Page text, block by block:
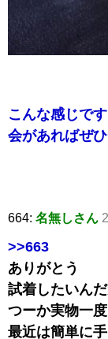
こんな感じで
会があればぜ
664: 名無しさん
>>663
ありがとう
試着したいん
つーか実物一
最近は簡単に